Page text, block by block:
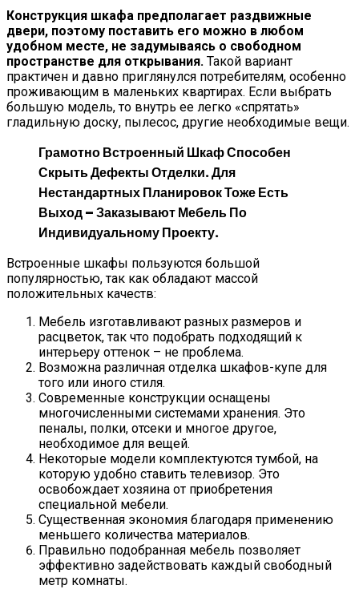
Конструкция шкафа предполагает раздвижные
двери, поэтому поставить его можно в любом
удобном месте, не задумываясь о свободном
пространстве для открывания. Такой вариант
практичен и давно приглянулся потребителям, особенно
проживающим в маленьких квартирах. Если выбрать
большую модель, то внутрь ее легко «спрятать»
гладильную доску, пылесос, другие необходимые вещи.
Грамотно Встроенный Шкаф Способен
Скрыть Дефекты Отделки. Для
Нестандартных Планировок Тоже Есть
Выход – Заказывают Мебель По
Индивидуальному Проекту.
Встроенные шкафы пользуются большой
популярностью, так как обладают массой
положительных качеств:
Мебель изготавливают разных размеров и
расцветок, так что подобрать подходящий к
интерьеру оттенок – не проблема.
Возможна различная отделка шкафов-купе для
того или иного стиля.
Современные конструкции оснащены
многочисленными системами хранения. Это
пеналы, полки, отсеки и многое другое,
необходимое для вещей.
Некоторые модели комплектуются тумбой, на
которую удобно ставить телевизор. Это
освобождает хозяина от приобретения
специальной мебели.
Существенная экономия благодаря применению
меньшего количества материалов.
Правильно подобранная мебель позволяет
эффективно задействовать каждый свободный
метр комнаты.